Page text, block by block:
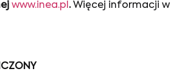
www.inea.pl. Więcej informacji w